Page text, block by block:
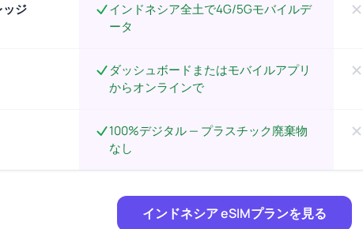
ッジ
インドネシア全土で4G/5Gモバイルデ
ータ
ダッシュボードまたはモバイルアプリ
からオンラインで
100%デジタル — プラスチック廃棄物
なし
インドネシア eSIMプランを見る